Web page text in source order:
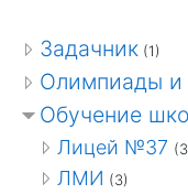
Задачник (1)
Олимпиады и
Обучение
Лицей №37
ЛМИ (3)